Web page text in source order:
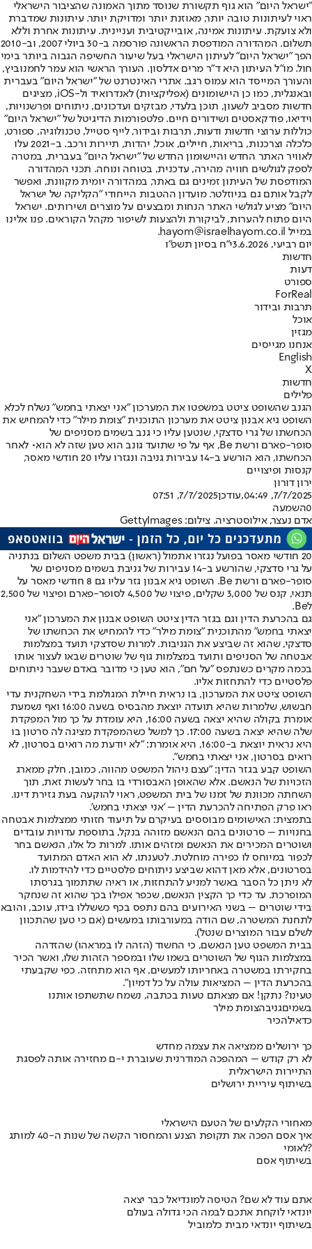
"ישראל היום" הוא גוף תקשורת שנוסד מתוך האמונה שהציבור הישראלי
ראוי לעיתונות טובה יותר, מאוזנת יותר ומדויקת יותר. עיתונות שמדברת
ולא צועקת. עיתונות אמינה, אובייקטיבית ועניינית. עיתונות אחרת וללא
תשלום. המהדורה המודפסת הראשונה פורסמה ב-30 ביולי 2007, וב-2010
הפך "ישראל היום" לעיתון הישראלי בעל שיעור החשיפה הגבוה ביותר בימי
חול. מו"ל העיתון היא ד"ר מרים אדלסון. העורך הראשי הוא עמר לחמנוביץ,
והעורך המייסד הוא עמוס רגב. אתרי האינטרנט של "ישראל היום" בעברית
ובאנגלית, כמו כן היישומונים (אפליקציות) לאנדרואיד ול-iOS, מציגים
חדשות מסביב לשעון, תוכן בלעדי, מבזקים ועדכונים, ניתוחים ופרשנויות,
וידיאו, פודקאסטים ושידורים חיים. פלטפורמות הדיגיטל של "ישראל היום"
כוללות ערוצי חדשות ודעות, תרבות ובידור, לייף סטייל, טכנולוגיה, ספורט,
כלכלה וצרכנות, בריאות, חיילים, אוכל, יהדות, תיירות ורכב. ב-2021 עלו
לאוויר האתר החדש והיישומון החדש של "ישראל היום" בעברית, במטרה
לספק לגולשים חוויה מהירה, עדכנית, בטוחה ונוחה. תכני המהדורה
המודפסת של העיתון זמינים גם באתר, במהדורה יומית מקוונת, ואפשר
לקבל אותם גם בניוזלטר. מועדון ההטבות הייחודי "הקליקה של ישראל
היום" מציע לגולשי האתר הנחות ומבצעים על מוצרים ושירותים. ישראל
היום פתוח להערות, לביקורת ולהצעות לשיפור מקהל הקוראים. פנו אלינו
במייל hayom@israelhayom.co.il.
יום רביעי, 3.6.2026
י"ח בסיון תשפ"ו
חדשות
דעות
ספורט
ForReal
תרבות ובידור
אוכל
מגזין
אנחנו מגייסים
English
X
חדשות
פלילים
הגנב שהשופט ציטט במשפטו את המערכון "אני יצאתי בחמש" נשלח לכלא
השופט גיא אבנון ציטט את מערכון התוכנית "צומת מילר" כדי להמחיש את
הכחשתו של גרי סדצקי, שנטען עליו כי גנב בשמים מסניפים של
סופר-פארם ורשת Be, אף על פי שתועד גונב הוא טען שזה לא הוא• לאחר
הכחשתו, הוא הורשע ב-14 עבירות גניבה ונגזרו עליו 20 חודשי מאסר,
קנסות ופיצויים
ירון דורון
7/7/2025, 04:49
,עודכן7/7/2025, 07:51
0השמעה
אדם נעצר, אילוסטרציה. צילום: GettyImages
20 חודשי מאסר בפועל נגזרו אתמול (ראשון) בבית משפט השלום בנתניה
על גרי סדצקי, שהורשע ב-14 עבירות של גניבת בשמים מסניפים של
סופר-פארם ורשת Be. השופט גיא אבנון גזר עליו גם 8 חודשי מאסר על
תנאי, קנס של 3,000 שקלים, פיצוי של 4,500 לסופר-פארם ופיצוי של 2,500
לBe.
גם בהכרעת הדין וגם בגזר הדין ציטט השופט אבנון את המערכון "אני
יצאתי בחמש" מהתוכנית "צומת מילר" כדי להמחיש את הכחשתו של
סדצקי, שהוא זה שביצע את הגניבות. למרות שסדצקי תועד במצלמות
אבטחה של הסניפים ותועד במצלמות גוף של שוטרים שבאו לעצור אותו
בכמה מקרים כשנתפס "על חם", הוא טען כי מדובר באדם שעבר ניתוחים
פלסטיים כדי להתחזות אליו.
השופט ציטט את המערכון, בו נראית חיילת המגולמת בידי השחקנית עדי
חבשוש, שלמרות שהיא תועדה יוצאת מהבסיס בשעה 16:00 ואף נשמעת
אומרת בקולה שהיא יצאה בשעה 16:00, היא עומדת על כך מול המפקדת
שלה שהיא יצאה בשעה 17:00. כך למשל כשהמפקדת מציגה לה סרטון בו
היא נראית יוצאת ב-16:00, היא אומרת: "לא יודעת מה רואים בסרטון, לא
רואים בסרטון, אני יצאתי בחמש".
השופט קבע בגזר הדין: "עצם ניהול המשפט מהווה, כמובן, חלק ממארג
הזכויות של הנאשם. אלא שהאופן האבסורדי בו בחר לעשות זאת, תוך
השחתה מכוונת של זמנו של בית המשפט, ראוי להוקעה בעת גזירת דינו.
ראו פרק הפתיחה להכרעת הדין – 'אני יצאתי בחמש'.
בתמצית: האישומים מבוססים בעיקרם על תיעוד חזותי ממצלמות אבטחה
בחנויות – סרטונים בהם הנאשם מזוהה בנקל, בתוספת עדויות עובדים
ושוטרים המכירים את הנאשם ומזהים אותו. למרות כל אלו, הנאשם בחר
לכפור במיוחס לו כפירה מוחלטת. לטענתו, לא הוא האדם המתועד
בסרטונים, אלא מאן דהוא שביצע ניתוחים פלסטיים כדי להידמות לו.
לא ניתן כל הסבר באשר למניע להתחזות, או ראיה שתתמוך בגרסתו
המופרכת. עד כדי כך הקצין הנאשם, שכפר אפילו בכך שהוא זה שנחקר
בידי שוטרים – בשני האירועים בהם נתפס בכף כששללו בידו, עוכב, והובא
לתחנת המשטרה, שם הודה במעורבותו במעשים (אם כי טען שהתכוון
לשלם עבור המוצרים שנטל).
בבית המשפט טען הנאשם, כי החשוד (הזהה לו במראהו) שהזדהה
במצלמות הגוף של השוטרים בשמו שלו ובמספר הזהות שלו, ואשר הכיר
בחקירתו במשטרה באחריותו למעשים, אף הוא מתחזה. כפי שקבעתי
בהכרעת הדין – המציאות עולה על כל דמיון".
טעינו? נתקן! אם מצאתם טעות בכתבה, נשמח שתשתפו אותנו
בשמיםגניבהצומת מילר
כדאילהכיר
כך ירושלים ממציאה את עצמה מחדש
לא רק קודש – המהפכה המודרנית שעוברת י-ם מחזירה אותה לפסגת
התיירות הישראלית
בשיתוף עיריית ירושלים
מאחורי הקלעים של הטעם הישראלי
איך אסם הפכה את תקופת הצנע והמחסור הקשה של שנות ה-40 למותג
לאומי?
בשיתוף אסם
אתם עוד לא שם? הטיסה למונדיאל כבר יצאה
יונדאי לוקחת אתכם לבמה הכי גדולה בעולם
בשיתוף יונדאי מבית כלמוביל